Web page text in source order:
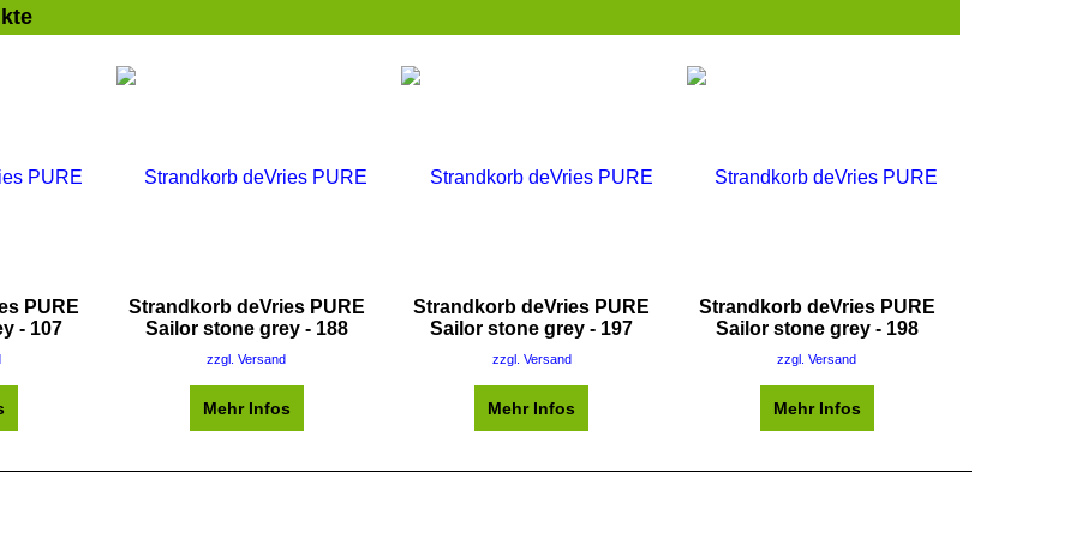
PURE
- 107
Strandkorb deVries PURE
Sailor stone grey - 188
zzgl. Versand
Mehr Infos
Strandkorb deVries PURE
Sailor stone grey - 197
zzgl. Versand
Mehr Infos
Strandkorb deVries PURE
Sailor stone grey - 198
zzgl. Versand
Mehr Infos